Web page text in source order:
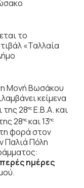
το
«Ταλλαία
Μονή Βωσάκου
κείμενα
της 28ηςΕ.Β.Α. και
28ηςκαι 13ης
φορά στον
Παλιά Πόλη
ημέρες